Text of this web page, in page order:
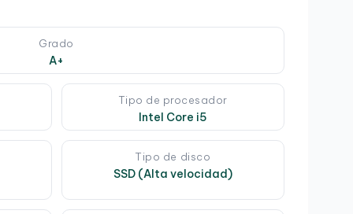
Grado
A+
Tipo de procesador
Intel Core i5
Tipo de disco
SSD (Alta velocidad)